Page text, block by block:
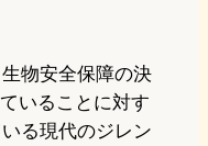
物安全保障の決
いることに対す
る現代のジレン